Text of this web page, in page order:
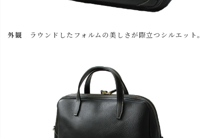
外観 ラウンドしたフォルムの美しさが際立つシルエット。